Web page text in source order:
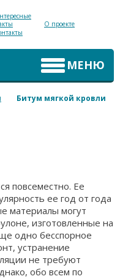
О проекте
МЕНЮ
Битум мягкой кровли
повсеместно. Ее
ее год от года
материалы могут
изготовленные на
одно бесспорное
устранение
не требуют
обо всем по